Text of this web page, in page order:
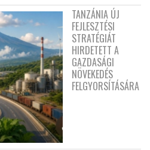
TANZÁNIA ÚJ
FEJLESZTÉSI
STRATÉGIÁT
HIRDETETT A
GAZDASÁGI
NÖVEKEDÉS
FELGYORSÍTÁSÁRA